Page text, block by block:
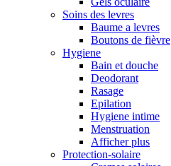
Soins des levres
Baume a levres
Boutons de fièvre
Hygiene
Bain et douche
Deodorant
Rasage
Epilation
Hygiene intime
Menstruation
Afficher plus
Protection-solaire